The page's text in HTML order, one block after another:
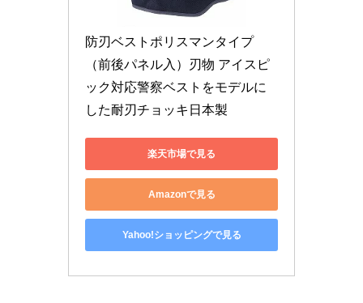
防刃ベストポリスマンタイプ
（前後パネル入）刃物 アイスピ
ック対応警察ベストをモデルに
した耐刃チョッキ日本製
楽天市場で見る
Amazonで見る
Yahoo!ショッピングで見る